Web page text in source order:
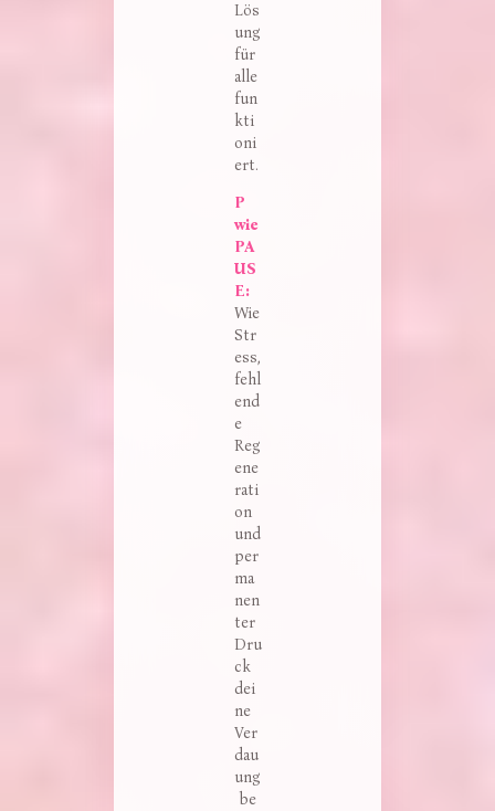
Lös
ung
für
alle
fun
kti
oni
ert.
P
wie
PA
US
E:
Wie
Str
ess,
fehl
end
e
Reg
ene
rati
on
und
per
ma
nen
ter
Dru
ck
dei
ne
Ver
dau
ung
be